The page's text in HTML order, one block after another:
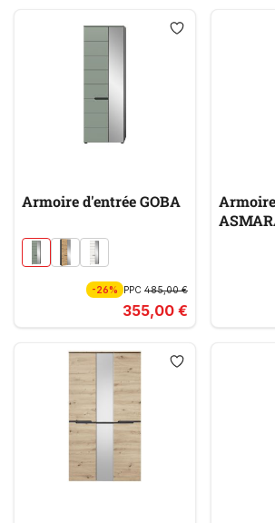
Armoire d'entrée GOBA
-26% PPC 485,00 €
355,00 €
Armoire